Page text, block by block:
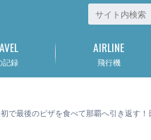
記録 飛行機
AIRLINE
で最後のピザを食べて那覇へ引き返す